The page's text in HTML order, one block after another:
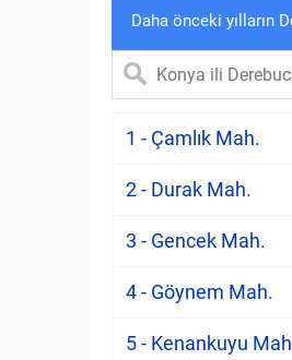
Daha önceki yılların
1 - Çamlık Mah.
2 - Durak Mah.
3 - Gencek Mah.
4 - Göynem Mah.
5 - Kenankuyu